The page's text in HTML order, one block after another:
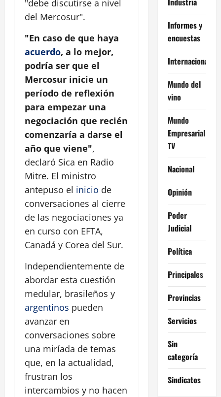
"debe discutirse a nivel
del Mercosur".
"En caso de que haya
acuerdo, a lo mejor,
podría ser que el
Mercosur inicie un
período de reflexión
para empezar una
negociación que recién
comenzaría a darse el
año que viene",
declaró Sica en Radio
Mitre. El ministro
antepuso el inicio de
conversaciones al cierre
de las negociaciones ya
en curso con EFTA,
Canadá y Corea del Sur.
Independientemente de
abordar esta cuestión
medular, brasileños y
argentinos pueden
avanzar en
conversaciones sobre
una miríada de temas
que, en la actualidad,
frustran los
intercambios y no hacen
Informes y
encuestas
Internacional
Mundo del
vino
Mundo
Empresarial
TV
Nacional
Opinión
Poder
Judicial
Política
Principales
Provincias
Servicios
Sin
categoría
Sindicatos